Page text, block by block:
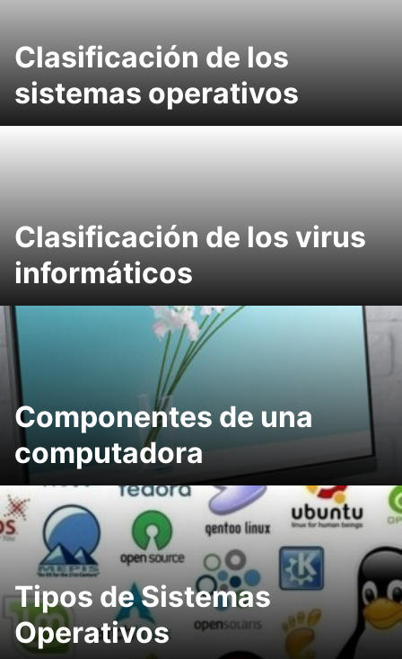
Clasificación de los
sistemas operativos
Clasificación de los virus
informáticos
Componentes de una
computadora
Tipos de Sistemas
Operativos